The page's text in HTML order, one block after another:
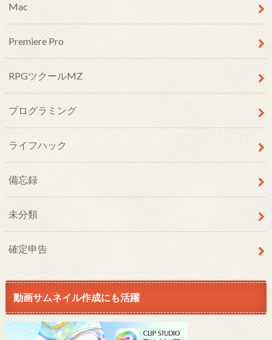
Mac
Premiere Pro
RPGツクールMZ
プログラミング
ライフハック
備忘録
未分類
確定申告
動画サムネイル作成にも活躍